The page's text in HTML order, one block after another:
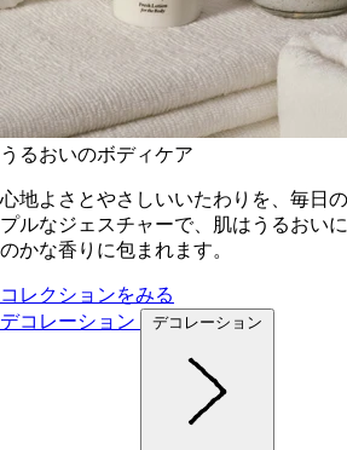
うるおいのボディケア
心地よさとやさしいいたわりを、毎日
プルなジェスチャーで、肌はうるおい
のかな香りに包まれます。
コレクションをみる
デコレーション
デコレーション